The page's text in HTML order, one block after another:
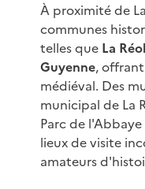
À proximité de
communes
telles que La
Guyenne,
médiéval. Des
municipal de La
Parc de
lieux de visite
amateurs